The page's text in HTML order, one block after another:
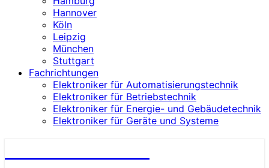
Hannover
Köln
Leipzig
München
Stuttgart
Fachrichtungen
Elektroniker für Automatisierungstechnik
Elektroniker für Betriebstechnik
Elektroniker für Energie- und Gebäudetechnik
Elektroniker für Geräte und Systeme